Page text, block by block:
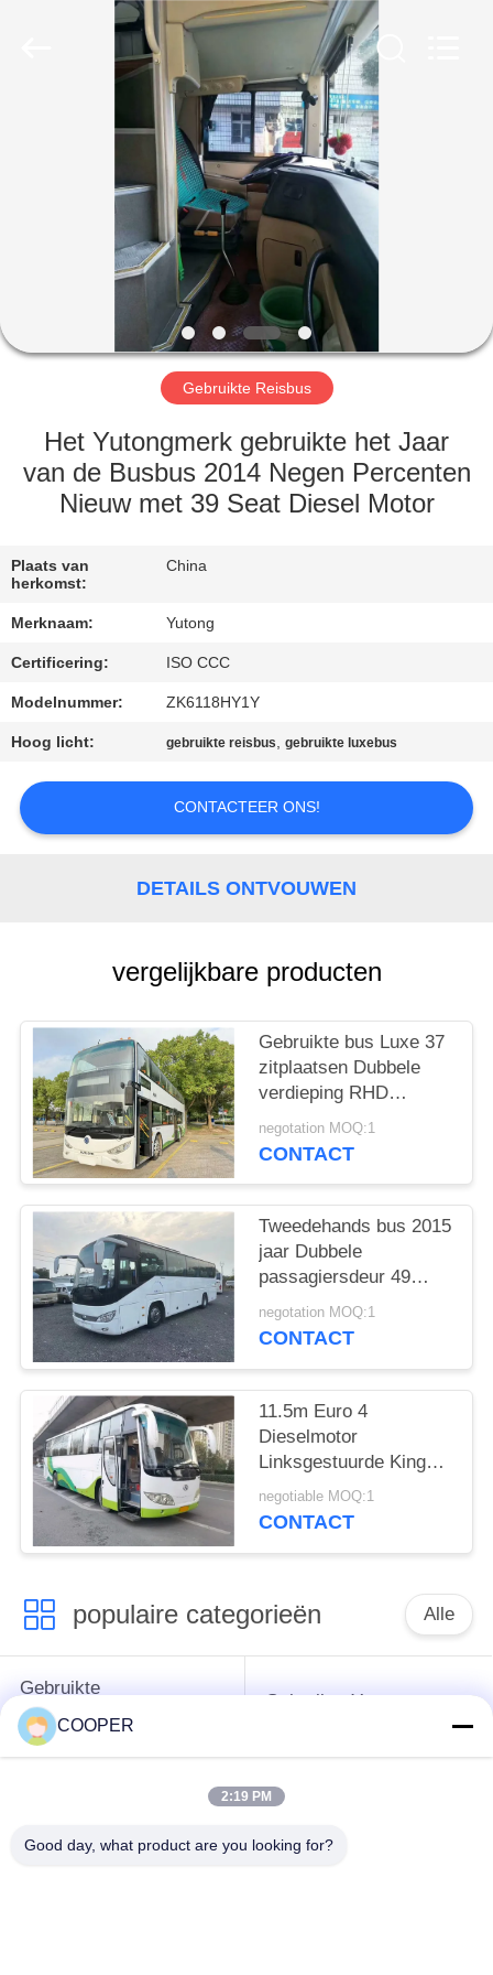
PRODUCTEN
ONGEVEER
FABRIEKSREIS
KWALITEITSCONTROLE
CONTACTEER
CITAAT
SITEMAP
PRIVACYBELEID
Gebruikte Reisbus
Het Yutongmerk gebruikte het Jaar
van de Busbus 2014 Negen Percenten
Nieuw met 39 Seat Diesel Motor
Plaats van
herkomst:
China
Merknaam: Yutong
Certificering: ISO CCC
Modelnummer: ZK6118HY1Y
Hoog licht: gebruikte reisbus,gebruikte luxebus
CONTACTEER ONS!
DETAILS ONTVOUWEN
vergelijkbare producten
Gebruikte bus Luxe 37
zitplaatsen Dubbele
verdieping RHD
Weichai motor Diesel
coach Bus Sunlong
negotation MOQ:1
CONTACT
Tweedehands bus 2015
jaar Dubbele
passagiersdeur 49
zitplaatsen Goed
airconditioning
negotation MOQ:1
CONTACT
11.5m Euro 4
Dieselmotor
Linksgestuurde King
Long 51-seater grote
gebruikte
negotiable MOQ:1
CONTACT
populaire categorieën Alle
Gebruikte
Onderlegger voor
glazenbus
Gebruikte Yutong-
Gebruikte
COOPER
2:19 PM
Good day, what product are you looking for?